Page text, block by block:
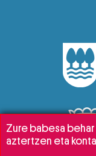
Zure babesa
aztertzen eta